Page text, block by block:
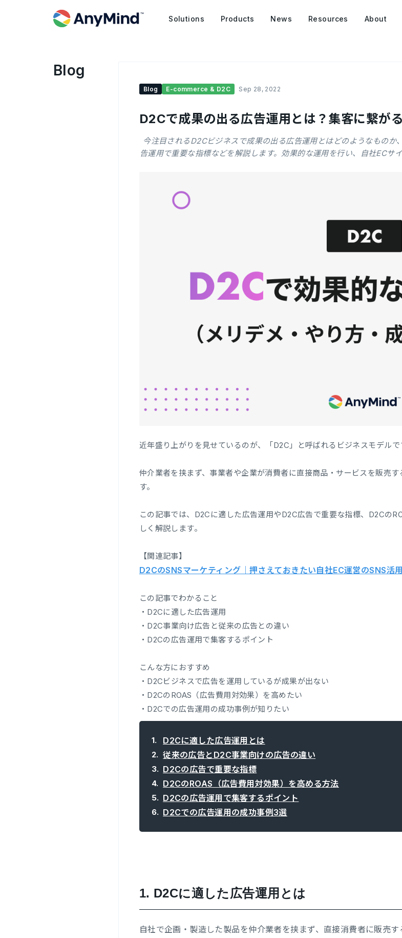
Solutions Products News Resources About
Blog
Blog E-commerce & D2C Sep 28, 2022
D2Cで成果の出る広告運用とは？集客に繋が
今注目されるD2Cビジネスで成果の出る広告運用とはどのようなもの
告運用で重要な指標などを解説します。効果的な運用を行い、自社ECサ
近年盛り上がりを見せているのが、「D2C」と呼ばれるビジネスモデルで
仲介業者を挟まず、事業者や企業が消費者に直接商品・サービスを販売
す。
この記事では、D2Cに適した広告運用やD2C広告で重要な指標、D2Cの
しく解説します。
【関連記事】
D2CのSNSマーケティング｜押さえておきたい自社EC運営のSNS活
この記事でわかること
・D2Cに適した広告運用
・D2C事業向け広告と従来の広告との違い
・D2Cの広告運用で集客するポイント
こんな方におすすめ
・D2Cビジネスで広告を運用しているが成果が出ない
・D2CのROAS（広告費用対効果）を高めたい
・D2Cでの広告運用の成功事例が知りたい
D2Cに適した広告運用とは
従来の広告とD2C事業向けの広告の違い
D2Cの広告で重要な指標
D2CのROAS（広告費用対効果）を高める方法
D2Cの広告運用で集客するポイント
D2Cでの広告運用の成功事例3選
1. D2Cに適した広告運用とは
自社で企画・製造した製品を仲介業者を挟まず、直接消費者に販